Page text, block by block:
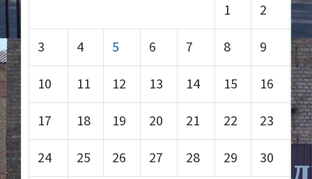
1 2
3 4 5 6 7 8 9
10 11 12 13 14 15 16
17 18 19 20 21 22 23
24 25 26 27 28 29 30